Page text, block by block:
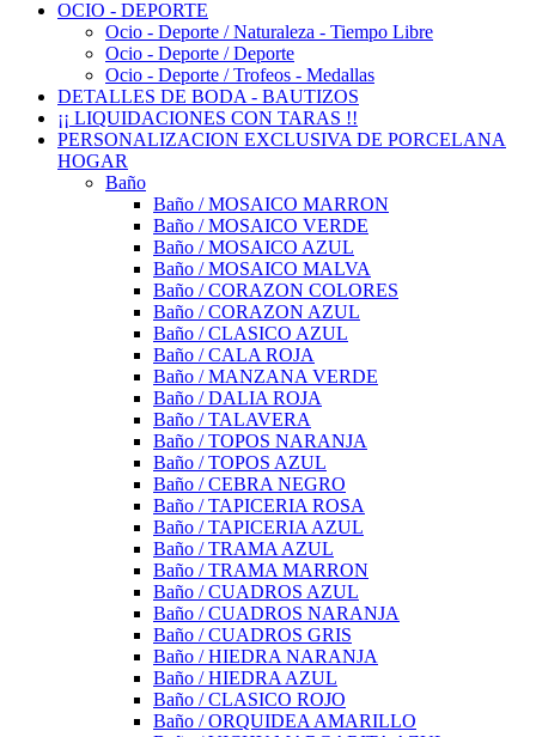
OCIO - DEPORTE
Ocio - Deporte / Naturaleza - Tiempo Libre
Ocio - Deporte / Deporte
Ocio - Deporte / Trofeos - Medallas
DETALLES DE BODA - BAUTIZOS
¡¡ LIQUIDACIONES CON TARAS !!
PERSONALIZACION EXCLUSIVA DE PORCELANA
HOGAR
Baño
Baño / MOSAICO MARRON
Baño / MOSAICO VERDE
Baño / MOSAICO AZUL
Baño / MOSAICO MALVA
Baño / CORAZON COLORES
Baño / CORAZON AZUL
Baño / CLASICO AZUL
Baño / CALA ROJA
Baño / MANZANA VERDE
Baño / DALIA ROJA
Baño / TALAVERA
Baño / TOPOS NARANJA
Baño / TOPOS AZUL
Baño / CEBRA NEGRO
Baño / TAPICERIA ROSA
Baño / TAPICERIA AZUL
Baño / TRAMA AZUL
Baño / TRAMA MARRON
Baño / CUADROS AZUL
Baño / CUADROS NARANJA
Baño / CUADROS GRIS
Baño / HIEDRA NARANJA
Baño / HIEDRA AZUL
Baño / CLASICO ROJO
Baño / ORQUIDEA AMARILLO